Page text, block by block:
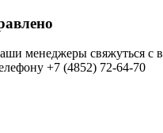
менеджеры свяжуться с
+7 (4852) 72-64-70